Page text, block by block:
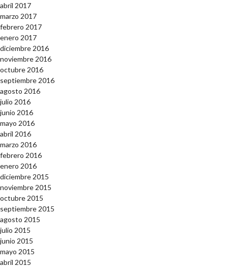
abril 2017
marzo 2017
febrero 2017
enero 2017
diciembre 2016
noviembre 2016
octubre 2016
septiembre 2016
agosto 2016
julio 2016
junio 2016
mayo 2016
abril 2016
marzo 2016
febrero 2016
enero 2016
diciembre 2015
noviembre 2015
octubre 2015
septiembre 2015
agosto 2015
julio 2015
junio 2015
mayo 2015
abril 2015